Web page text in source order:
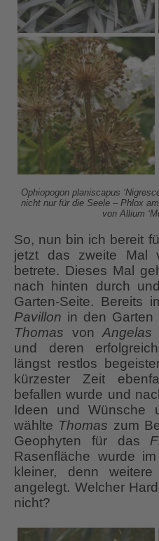
Ophiopogon planiscapus
nicht nur für die Seele – Phlox
von Allium
So, nun bin ich bereit
jetzt das zweite Mal
betrete. Dieses Mal
nach hinten durch
Garten-Seite. Bereits
Pavillon in den Garten
Thomas vonAngelas
und deren
längst restlos
kürzester Zeit
befallen wurde und
Ideen und Wünsche
wählte Thomas zum
Geophyten für das
Rasenfläche wurde
kleiner, denn
angelegt. Welcher
nicht?